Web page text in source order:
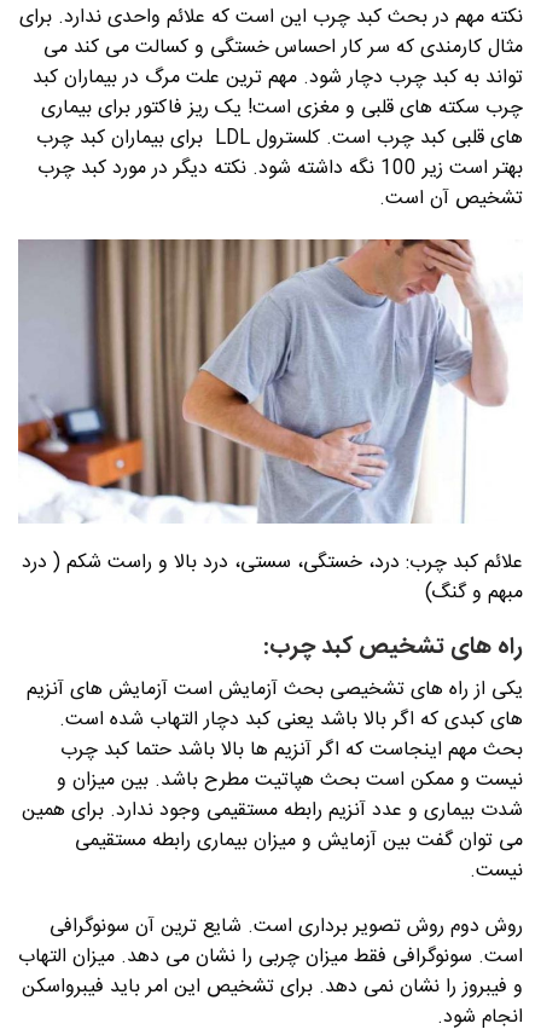
نکته مهم در بحث کبد چرب این است که علائم واحدی ندارد. برای
مثال کارمندی که سر کار احساس خستگی و کسالت می کند می
تواند به کبد چرب دچار شود. مهم ترین علت مرگ در بیماران کبد
چرب سکته های قلبی و مغزی است! یک ریز فاکتور برای بیماری
های قلبی کبد چرب است. کلسترول LDL برای بیماران کبد چرب
بهتر است زیر 100 نگه داشته شود. نکته دیگر در مورد کبد چرب
تشخیص آن است.
علائم کبد چرب: درد، خستگی، سستی، درد بالا و راست شکم ( درد
مبهم و گنگ)
راه های تشخیص کبد چرب:
یکی از راه های تشخیصی بحث آزمایش است آزمایش های آنزیم
های کبدی که اگر بالا باشد یعنی کبد دچار التهاب شده است.
بحث مهم اینجاست که اگر آنزیم ها بالا باشد حتما کبد چرب
نیست و ممکن است بحث هپاتیت مطرح باشد. بین میزان و
شدت بیماری و عدد آنزیم رابطه مستقیمی وجود ندارد. برای همین
می توان گفت بین آزمایش و میزان بیماری رابطه مستقیمی
نیست.
روش دوم روش تصویر برداری است. شایع ترین آن سونوگرافی
است. سونوگرافی فقط میزان چربی را نشان می دهد. میزان التهاب
و فیبروز را نشان نمی دهد. برای تشخیص این امر باید فیبرواسکن
انجام شود.